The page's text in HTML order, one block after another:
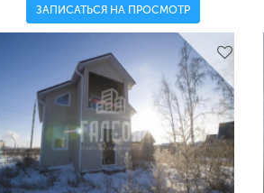
ЗАПИСАТЬСЯ НА ПРОСМОТР